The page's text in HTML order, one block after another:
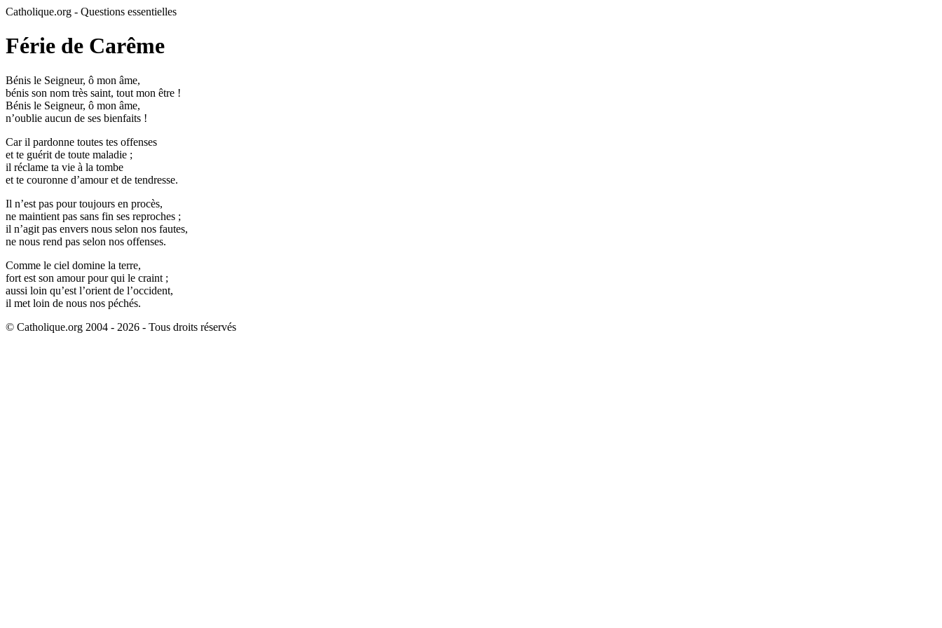
Catholique.org - Questions essentielles
Férie de Carême
Bénis le Seigneur, ô mon âme,
bénis son nom très saint, tout mon être !
Bénis le Seigneur, ô mon âme,
n’oublie aucun de ses bienfaits !
Car il pardonne toutes tes offenses
et te guérit de toute maladie ;
il réclame ta vie à la tombe
et te couronne d’amour et de tendresse.
Il n’est pas pour toujours en procès,
ne maintient pas sans fin ses reproches ;
il n’agit pas envers nous selon nos fautes,
ne nous rend pas selon nos offenses.
Comme le ciel domine la terre,
fort est son amour pour qui le craint ;
aussi loin qu’est l’orient de l’occident,
il met loin de nous nos péchés.
© Catholique.org 2004 - 2026 - Tous droits réservés